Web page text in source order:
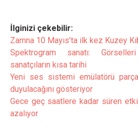
İlginizi çekebilir:
Zamna 10 Mayıs’ta ilk kez Kuzey
Spektrogram sanatı:
sanatçıların kısa tarihi
Yeni ses sistemi emülatörü
duyulacağını gösteriyor
Gece geç saatlere kadar süren
azalıyor